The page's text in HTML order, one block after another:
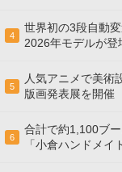
4
世界初の3段自動
2026年モデルが登
5
人気アニメで美術
版画発表展を開催
6
合計で約1,100ブ
「小倉ハンドメ